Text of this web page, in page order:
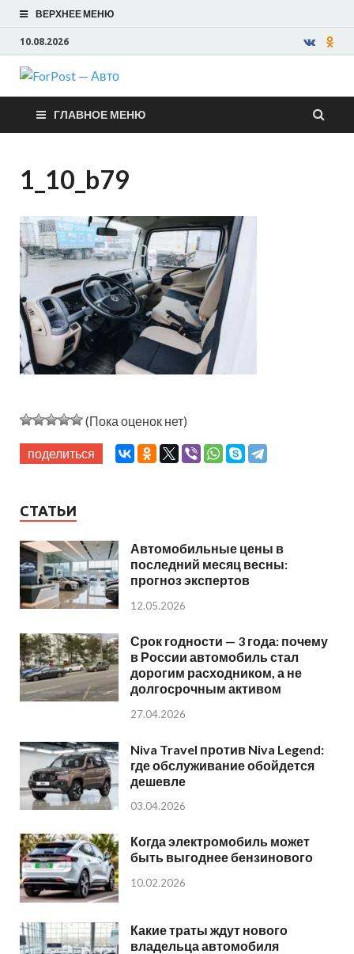
ВЕРХНЕЕ МЕНЮ
10.08.2026
ForPost —
Авто
ГЛАВНОЕ МЕНЮ
1_10_b79
(Пока оценок нет)
поделиться
СТАТЬИ
Автомобильные цены в
последний месяц весны:
прогноз экспертов
12.05.2026
Срок годности — 3 года: почему
в России автомобиль стал
дорогим расходником, а не
долгосрочным активом
27.04.2026
Niva Travel против Niva Legend:
где обслуживание обойдется
дешевле
03.04.2026
Когда электромобиль может
быть выгоднее бензинового
10.02.2026
Какие траты ждут нового
владельца автомобиля